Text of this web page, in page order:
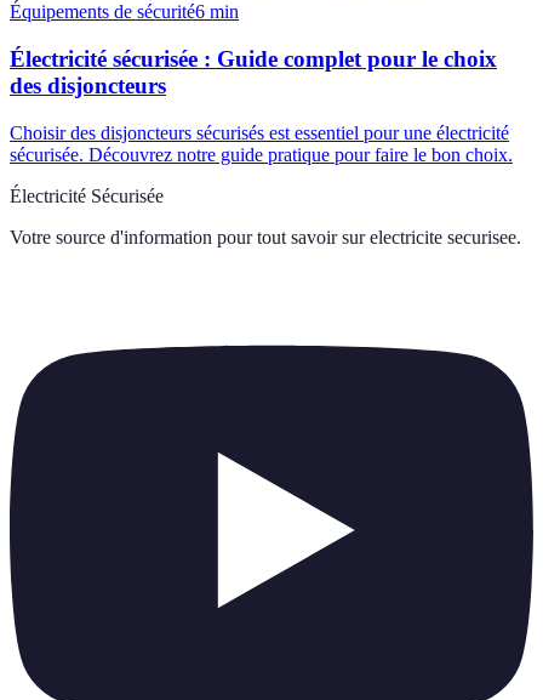
Équipements de sécurité6 min
Électricité sécurisée : Guide complet pour le choix
des disjoncteurs
Choisir des disjoncteurs sécurisés est essentiel pour une électricité
sécurisée. Découvrez notre guide pratique pour faire le bon choix.
Électricité Sécurisée
Votre source d'information pour tout savoir sur electricite securisee.